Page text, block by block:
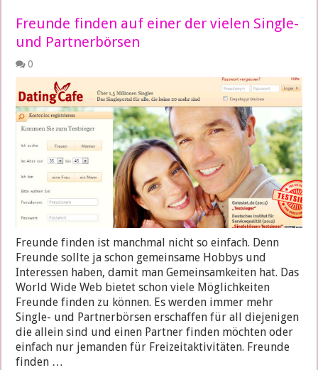
Freunde finden auf einer der vielen Single-
und Partnerbörsen
0
Freunde finden ist manchmal nicht so einfach. Denn
Freunde sollte ja schon gemeinsame Hobbys und
Interessen haben, damit man Gemeinsamkeiten hat. Das
World Wide Web bietet schon viele Möglichkeiten
Freunde finden zu können. Es werden immer mehr
Single- und Partnerbörsen erschaffen für all diejenigen
die allein sind und einen Partner finden möchten oder
einfach nur jemanden für Freizeitaktivitäten. Freunde
finden …